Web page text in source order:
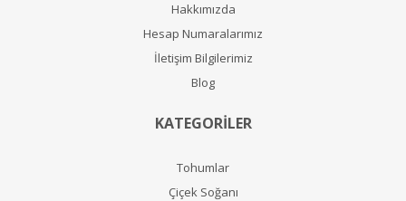
Hakkımızda
Hesap Numaralarımız
İletişim Bilgilerimiz
Blog
KATEGORİLER
Tohumlar
Çiçek Soğanı